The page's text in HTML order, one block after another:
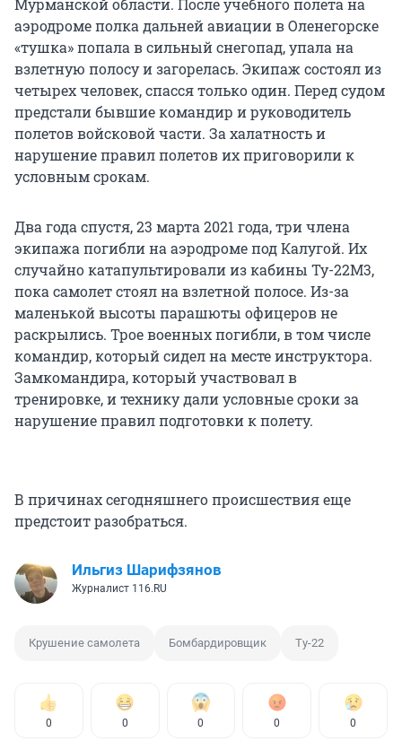
Мурманской области. После учебного полета на
аэродроме полка дальней авиации в Оленегорске
«тушка» попала в сильный снегопад, упала на
взлетную полосу и загорелась. Экипаж состоял из
четырех человек, спасся только один. Перед судом
предстали бывшие командир и руководитель
полетов войсковой части. За халатность и
нарушение правил полетов их приговорили к
условным срокам.
Два года спустя, 23 марта 2021 года, три члена
экипажа погибли на аэродроме под Калугой. Их
случайно катапультировали из кабины Ту-22М3,
пока самолет стоял на взлетной полосе. Из-за
маленькой высоты парашюты офицеров не
раскрылись. Трое военных погибли, в том числе
командир, который сидел на месте инструктора.
Замкомандира, который участвовал в
тренировке, и технику дали условные сроки за
нарушение правил подготовки к полету.
В причинах сегодняшнего происшествия еще
предстоит разобраться.
Ильгиз Шарифзянов
Журналист 116.RU
Крушение самолета Бомбардировщик Ту-22
0 0 0 0 0